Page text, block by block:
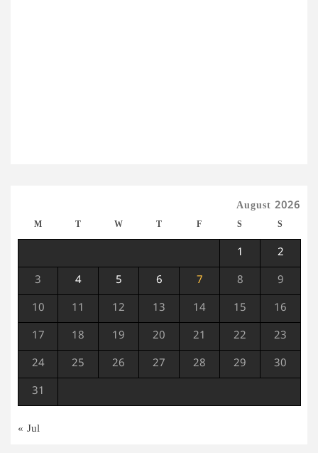
August 2026
M T W T F S S
1 2
3 4 5 6 7 8 9
10 11 12 13 14 15 16
17 18 19 20 21 22 23
24 25 26 27 28 29 30
31
« Jul